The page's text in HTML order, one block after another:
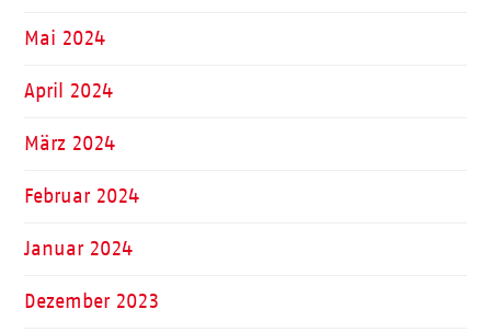
Mai 2024
April 2024
März 2024
Februar 2024
Januar 2024
Dezember 2023